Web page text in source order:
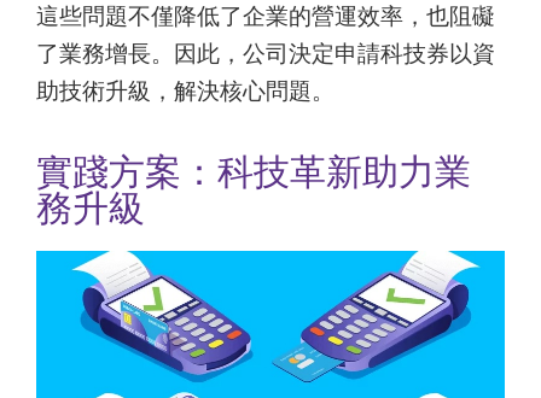
這些問題不僅降低了企業的營運效率，也阻礙
了業務增長。因此，公司決定申請科技券以資
助技術升級，解決核心問題。
實踐方案：科技革新助力業
務升級